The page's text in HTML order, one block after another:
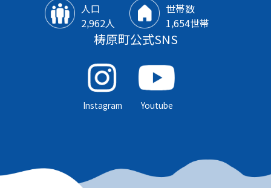
人口
2‚962人
世帯数
1‚654世帯
梼原町公式SNS
Instagram Youtube